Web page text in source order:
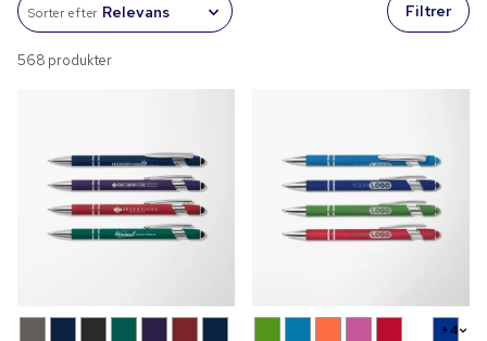
Sorter efter Filtrer
568 produkter
+4